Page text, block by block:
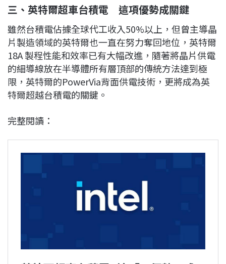
三、英特爾超車台積電 這項優勢成關鍵
雖然台積電佔據全球代工收入50%以上，但曾主導晶
片製造領域的英特爾也一直在努力奪回地位，英特爾
18A 製程性能和效率已有大幅改進，隨著將晶片供電
的細導線放在半導體所有層頂部的傳統方法達到極
限，英特爾的PowerVia背面供電技術，更將成為英
特爾超越台積電的關鍵。
完整閱讀：